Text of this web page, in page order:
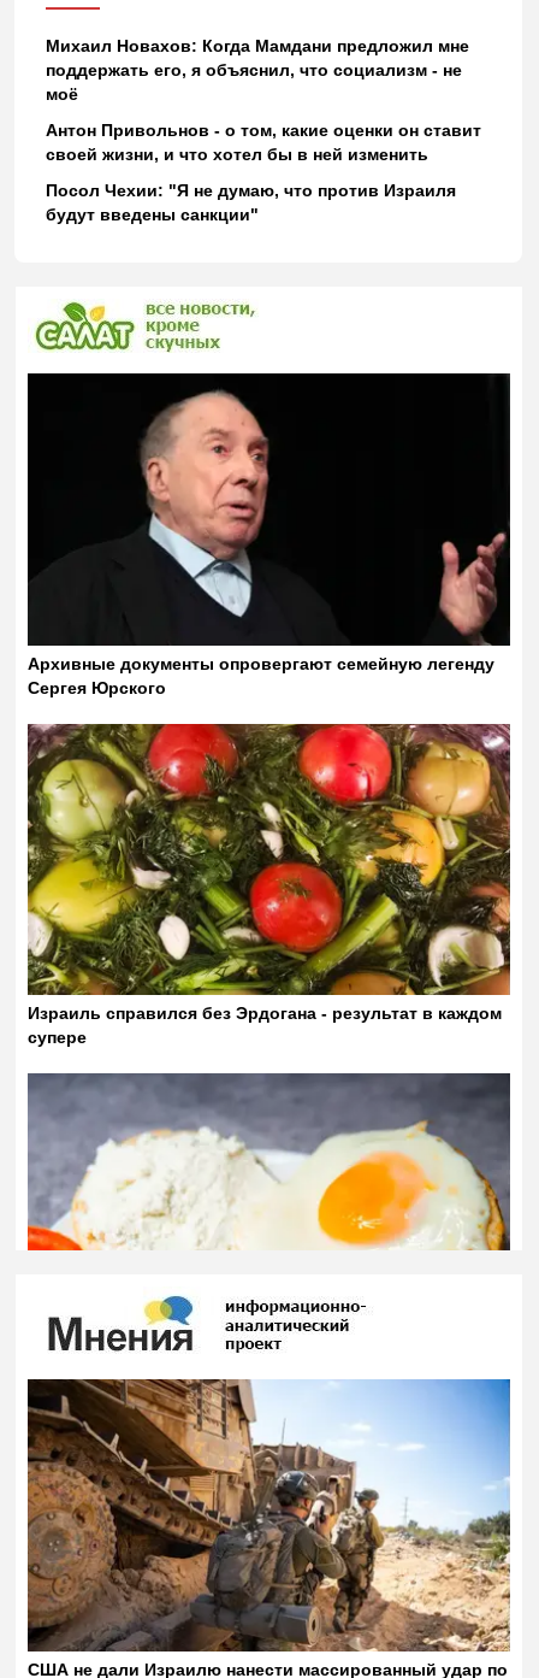
Михаил Новахов: Когда Мамдани предложил мне
поддержать его, я объяснил, что социализм - не
моё
Антон Привольнов - о том, какие оценки он ставит
своей жизни, и что хотел бы в ней изменить
Посол Чехии: "Я не думаю, что против Израиля
будут введены санкции"